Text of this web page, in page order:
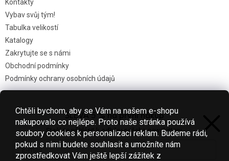
Chtěli bychom, aby se Vám na našem e-shopu
nakupovalo co nejlépe. Proto naše stránka používá
soubory cookies k personalizaci reklam. Budeme rádi,
pokud s nimi budete souhlasit a umožníte nám
zprostředkovat Vám ještě lepší zážitek z
Kontakty
Vybav svůj tým!
Tabulka velikostí
Katalogy
Zakrytujte se s námi
Obchodní podmínky
Podmínky ochrany osobních údajů
Nákupní košík
0KS /0 KČ
SLEVA 5 % na první nákup
Stačí se přihlásit k odběru našeho newsletteru.